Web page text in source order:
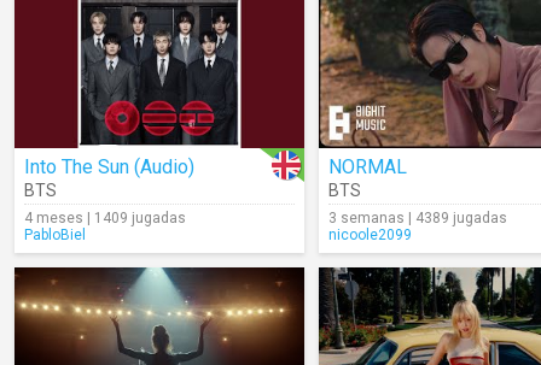
Into The Sun (Audio)
BTS
4 meses | 1409 jugadas
PabloBiel
NORMAL
BTS
3 semanas | 4389 jugadas
nicoole2099